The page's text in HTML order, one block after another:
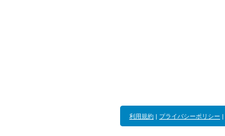
利用規約 | プライバシーポリシー |